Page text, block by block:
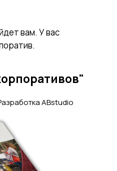
вам. У вас
ABstudio